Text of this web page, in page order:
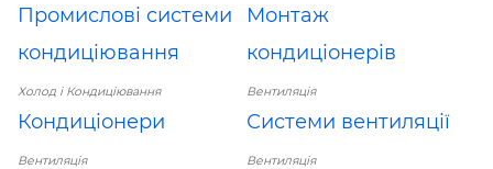
Промислові системи
кондиціювання
Монтаж
кондиціонерів
Холод і Кондиціювання
Кондиціонери
Вентиляція
Системи вентиляції
Вентиляція Вентиляція